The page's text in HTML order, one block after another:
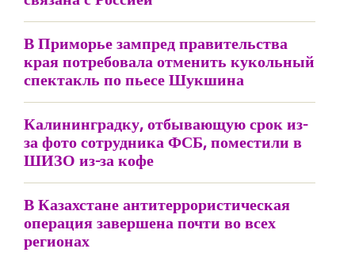
В Приморье зампред правительства
края потребовала отменить кукольный
спектакль по пьесе Шукшина
Калининградку, отбывающую срок из-
за фото сотрудника ФСБ, поместили в
ШИЗО из-за кофе
В Казахстане антитеррористическая
операция завершена почти во всех
регионах